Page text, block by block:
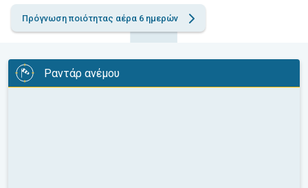
Πρόγνωση ποιότητας αέρα 6 ημερών
Ραντάρ ανέμου